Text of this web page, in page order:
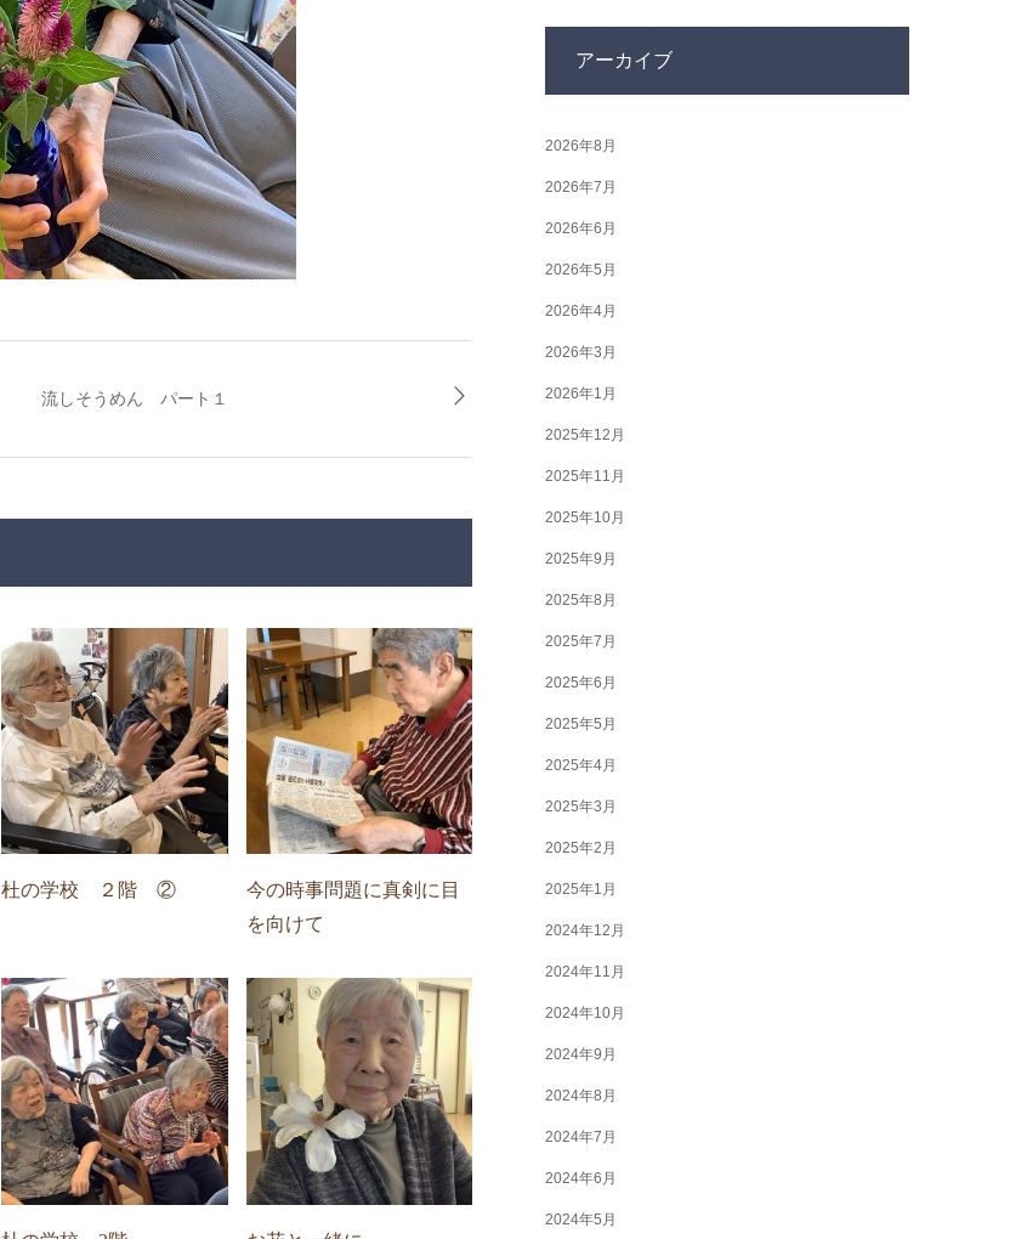
流しそうめん パート１
杜の学校 ２階 ②
今の時事問題に真剣に目
を向けて
アーカイブ
2026年8月
2026年7月
2026年6月
2026年5月
2026年4月
2026年3月
2026年1月
2025年12月
2025年11月
2025年10月
2025年9月
2025年8月
2025年7月
2025年6月
2025年5月
2025年4月
2025年3月
2025年2月
2025年1月
2024年12月
2024年11月
2024年10月
2024年9月
2024年8月
2024年7月
2024年6月
2024年5月